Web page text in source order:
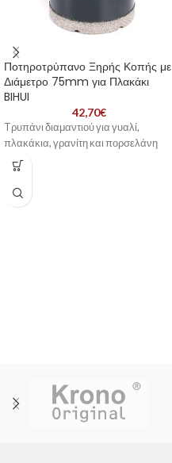
Ποτηροτρύπανο Ξηρής Κοπής με
Διάμετρο 75mm για Πλακάκι
BIHUI
42,70€
Tρυπάνι διαμαντιού για γυαλί,
πλακάκια, γρανίτη και πορσελάνη